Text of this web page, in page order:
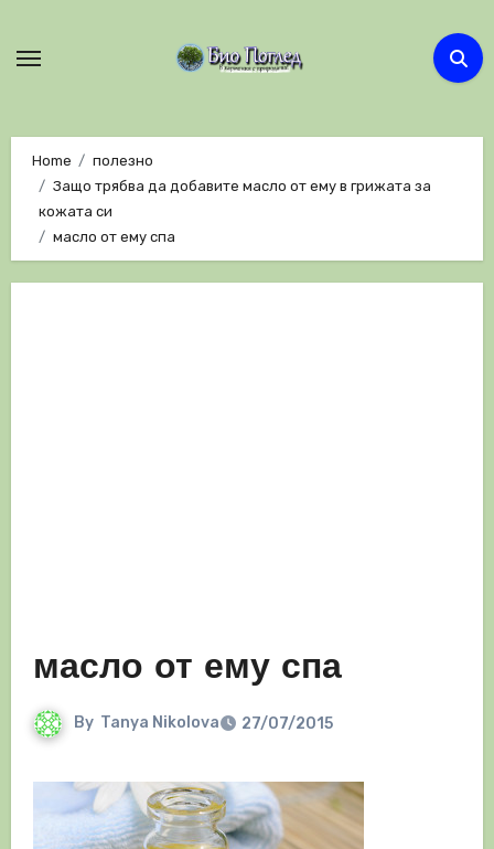
Home
полезно
Защо трябва да добавите масло от ему в грижата за
кожата си
масло от ему спа
масло от ему спа
By Tanya Nikolova 27/07/2015